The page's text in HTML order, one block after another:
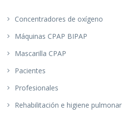
Concentradores de oxígeno
Máquinas CPAP BIPAP
Mascarilla CPAP
Pacientes
Profesionales
Rehabilitación e higiene pulmonar